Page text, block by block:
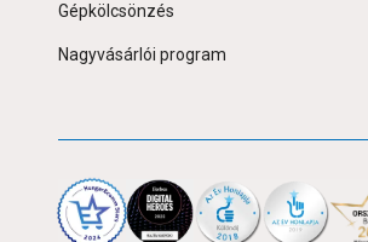
Gépkölcsönzés
Nagyvásárlói program